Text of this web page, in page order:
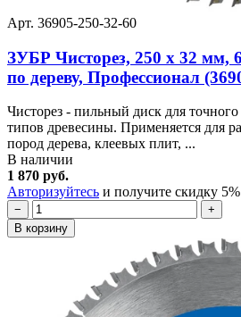
Арт. 36905-250-32-60
ЗУБР Чисторез, 250 x 32 мм,
по дереву, Профессионал
Чисторез - пильный диск для
типов древесины. Применяется для
пород дерева, клеевых плит, ...
В наличии
1 870 руб.
Авторизуйтесь и получите скидку 5%
−
+
В корзину